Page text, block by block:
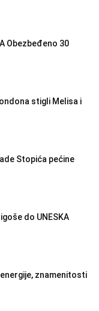
Obezbeđeno 30
stigli Melisa i
Stopića pećine
do UNESKA
znamenitosti